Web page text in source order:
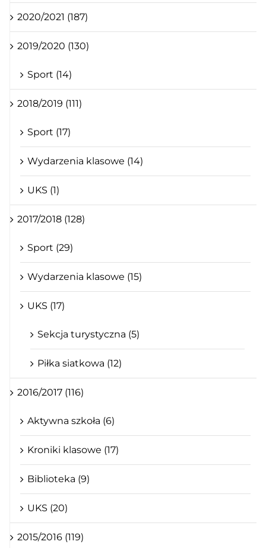
2020/2021 (187)
2019/2020 (130)
Sport (14)
2018/2019 (111)
Sport (17)
Wydarzenia klasowe (14)
UKS (1)
2017/2018 (128)
Sport (29)
Wydarzenia klasowe (15)
UKS (17)
Sekcja turystyczna (5)
Piłka siatkowa (12)
2016/2017 (116)
Aktywna szkoła (6)
Kroniki klasowe (17)
Biblioteka (9)
UKS (20)
2015/2016 (119)